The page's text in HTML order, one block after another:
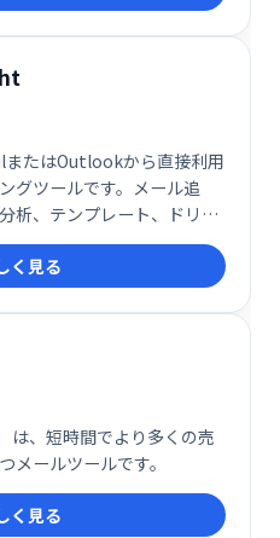
たはOutlookから直接利用
グツールです。メール追
析、テンプレート、ドリッ
し、開封率やクリック率な
ます。受信トレイを離れる
ィングの効果を最大化しま
く見る
、短時間でより多くの売
メールツールです。
く見る